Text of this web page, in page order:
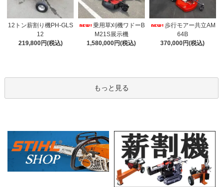
12トン薪割り機PH-GLS
12
219,800円(税込)
乗用草刈機ワドーB
M21S展示機
1,580,000円(税込)
歩行モアー共立AM
64B
370,000円(税込)
もっと見る